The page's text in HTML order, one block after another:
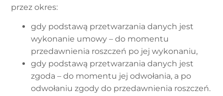
przez okres:
gdy podstawą przetwarzania danych jest
wykonanie umowy – do momentu
przedawnienia roszczeń po jej wykonaniu,
gdy podstawą przetwarzania danych jest
zgoda – do momentu jej odwołania, a po
odwołaniu zgody do przedawnienia roszczeń.